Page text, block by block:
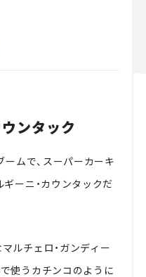
ンタック
ムで、スーパーカーキ
ーニ・カウンタックだ
ルチェロ・ガンディー
使うカチンコのように